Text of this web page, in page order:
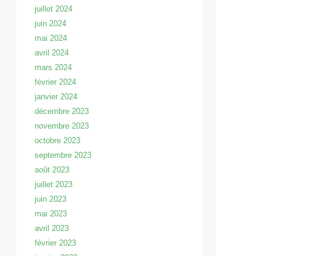
juillet 2024
juin 2024
mai 2024
avril 2024
mars 2024
février 2024
janvier 2024
décembre 2023
novembre 2023
octobre 2023
septembre 2023
août 2023
juillet 2023
juin 2023
mai 2023
avril 2023
février 2023